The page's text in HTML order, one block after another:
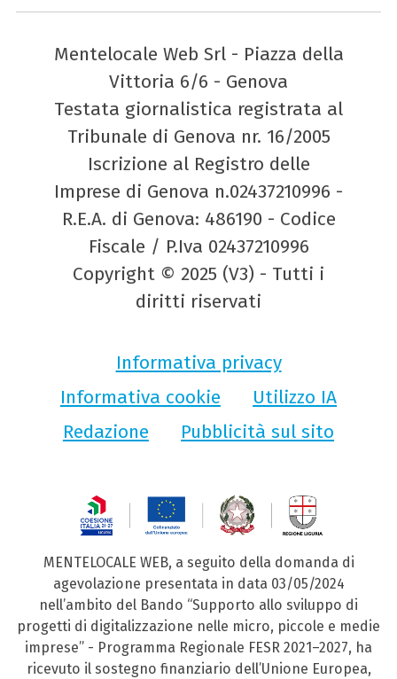
Mentelocale Web Srl - Piazza della
Vittoria 6/6 - Genova
Testata giornalistica registrata al
Tribunale di Genova nr. 16/2005
Iscrizione al Registro delle
Imprese di Genova n.02437210996 -
R.E.A. di Genova: 486190 - Codice
Fiscale / P.Iva 02437210996
Copyright © 2025 (V3) - Tutti i
diritti riservati
Informativa privacy
Informativa cookie
Utilizzo IA
Redazione
Pubblicità sul sito
MENTELOCALE WEB, a seguito della domanda di
agevolazione presentata in data 03/05/2024
nell’ambito del Bando “Supporto allo sviluppo di
progetti di digitalizzazione nelle micro, piccole e medie
imprese” - Programma Regionale FESR 2021–2027, ha
ricevuto il sostegno finanziario dell’Unione Europea,